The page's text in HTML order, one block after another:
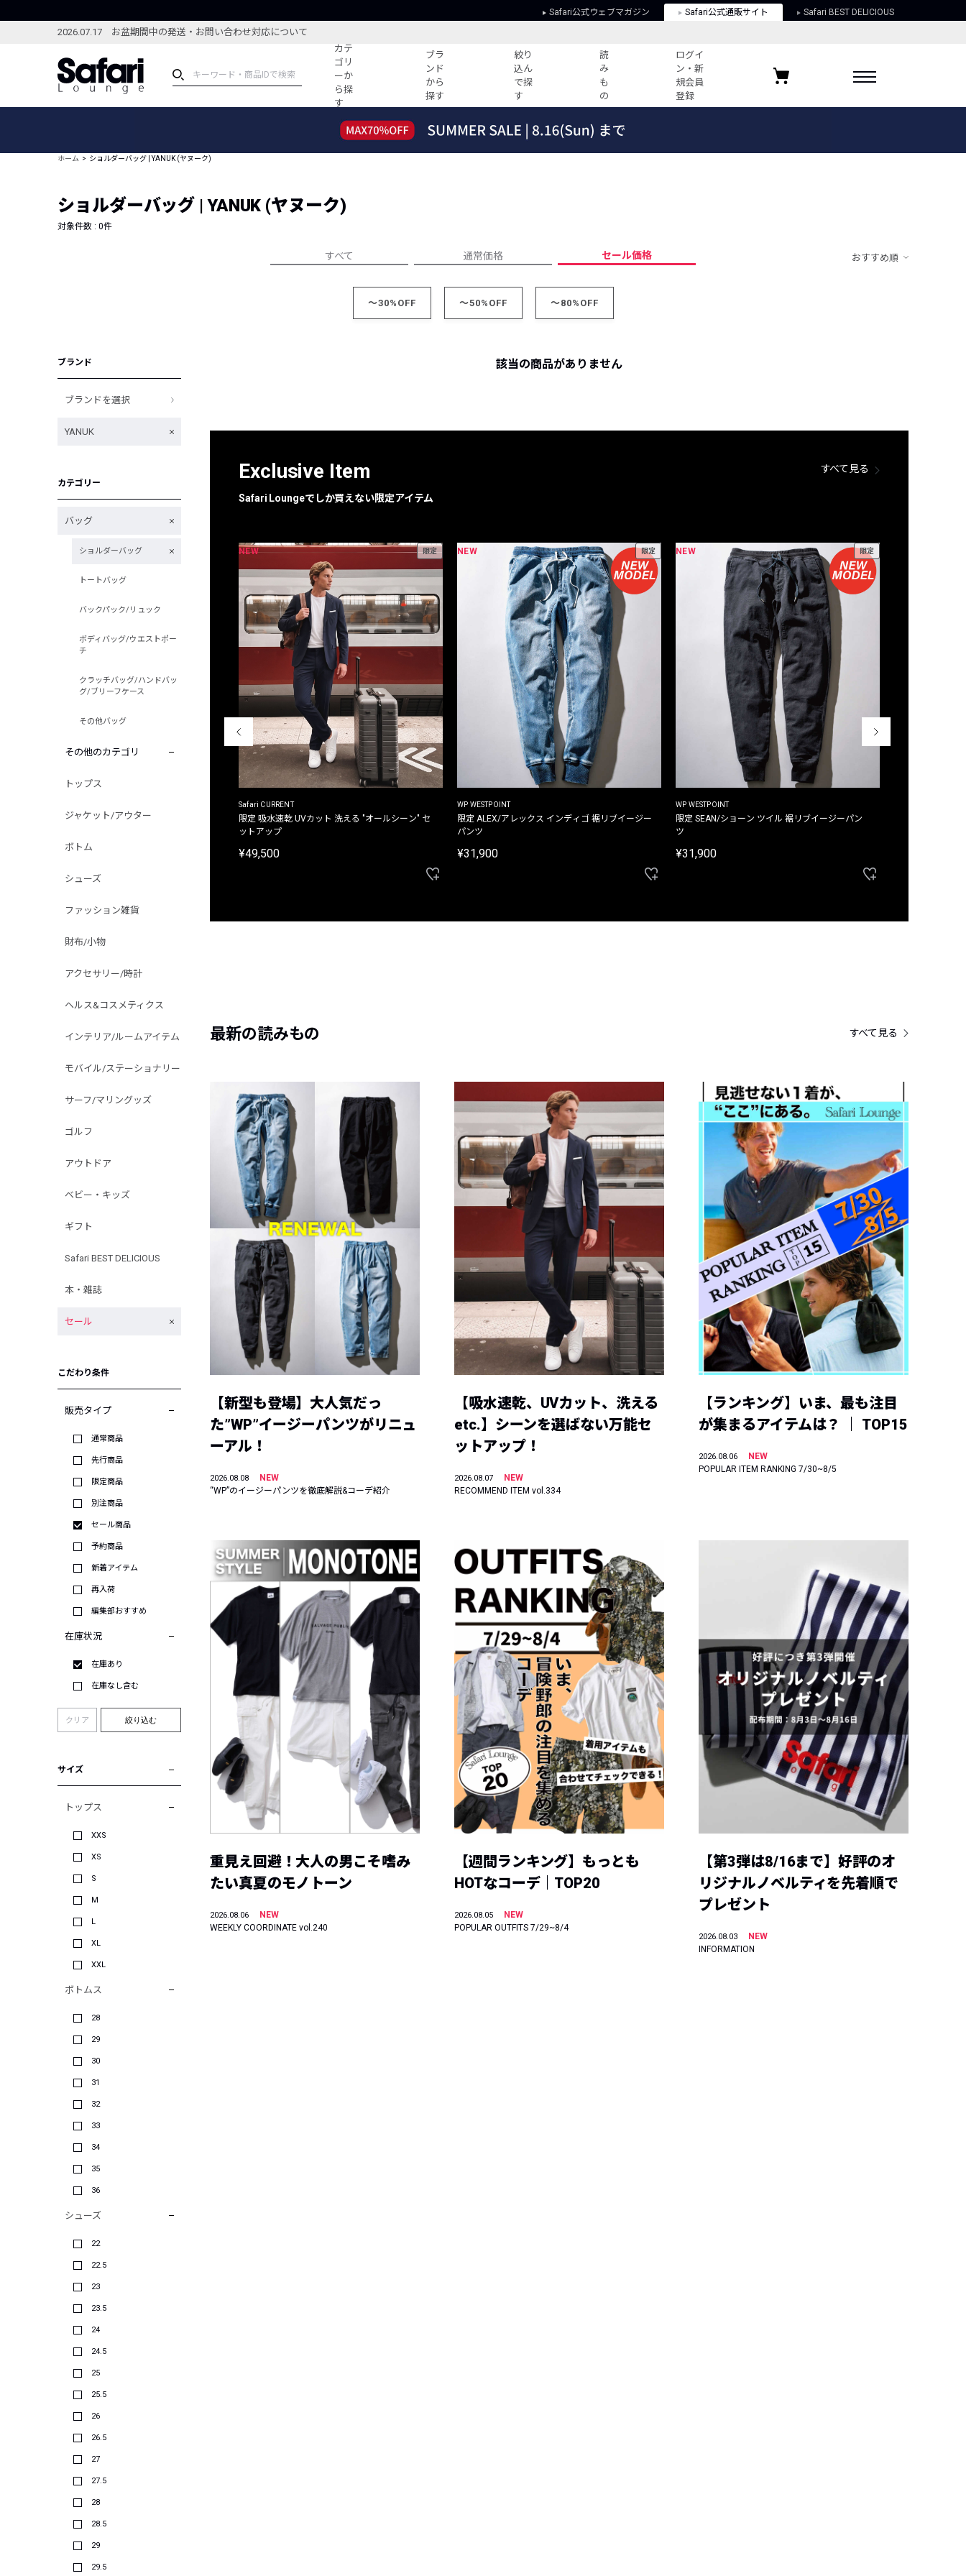
Safari公式ウェブマガジン Safari公式通販サイト Safari BEST DELICIOUS
2026.07.17 お盆期間中の発送・お問い合わせ対応について
カテ
ゴリ
ーか
ら探
す
ブラ
ンド
から
探す
絞り
込ん
で探
す
読
み
も
の
ログイ
ン・新
規会員
登録
ブランドから探す
新着アイテム
編集部のおすすめアイテム
コーディネート
すべての記事
人気記事ランキング
ウィークリーコーデ
プライバシーポリシー
お気に入りブランド
ホーム ショルダーバッグ | YANUK (ヤヌーク)
ショルダーバッグ | YANUK (ヤヌーク)
対象件数 : 0件
すべて 通常価格 セール価格 おすすめ順
～30%OFF ～50%OFF ～80%OFF
ブランド
ブランドを選択
YANUK
カテゴリー
バッグ
ショルダーバッグ
トートバッグ
バックパック/リュック
ボディバッグ/ウエストポー
チ
クラッチバッグ/ハンドバッ
グ/ブリーフケース
その他バッグ
その他のカテゴリ
トップス
ジャケット/アウター
ボトム
シューズ
ファッション雑貨
財布/小物
アクセサリー/時計
ヘルス&コスメティクス
インテリア/ルームアイテム
モバイル/ステーショナリー
サーフ/マリングッズ
ゴルフ
アウトドア
ベビー・キッズ
ギフト
Safari BEST DELICIOUS
本・雑誌
セール
こだわり条件
販売タイプ
通常商品
先行商品
限定商品
別注商品
セール商品
予約商品
新着アイテム
再入荷
編集部おすすめ
在庫状況
在庫あり
在庫なし含む
クリア 絞り込む
サイズ
トップス
XXS
XS
S
M
L
XL
XXL
ボトムス
28
29
30
31
32
33
34
35
36
シューズ
22
22.5
23
23.5
24
24.5
25
25.5
26
26.5
27
27.5
28
28.5
29
29.5
該当の商品がありません
Exclusive Item
Safari Loungeでしか買えない限定アイテム
すべて見る
別注限定 フード付き チェックシャツジャケット
NEW 限定
Safari CURRENT
限定 吸水速乾 UVカット 洗える "オールシーン" セ
ットアップ
¥49,500
NEW 限定
WP WESTPOINT
限定 ALEX/アレックス インディゴ 裾リブイージー
パンツ
¥31,900
NEW 限定
WP WESTPOINT
限定 SEAN/ショーン ツイル 裾リブイージーパン
ツ
¥31,900
最新の読みもの すべて見る
【新型も登場】大人気だっ
た”WP”イージーパンツがリニュ
ーアル！
2026.08.08
NEW
“WP”のイージーパンツを徹底解説&コーデ紹介
【吸水速乾、UVカット、洗える
etc.】シーンを選ばない万能セ
ットアップ！
2026.08.07
NEW
RECOMMEND ITEM vol.334
【ランキング】いま、最も注目
が集まるアイテムは？ ｜ TOP15
2026.08.06
NEW
POPULAR ITEM RANKING 7/30~8/5
重見え回避！大人の男こそ嗜み
たい真夏のモノトーン
2026.08.06
NEW
WEEKLY COORDINATE vol.240
【週間ランキング】もっとも
HOTなコーデ｜TOP20
2026.08.05
NEW
POPULAR OUTFITS 7/29~8/4
【第3弾は8/16まで】好評のオ
リジナルノベルティを先着順で
プレゼント
2026.08.03
NEW
INFORMATION